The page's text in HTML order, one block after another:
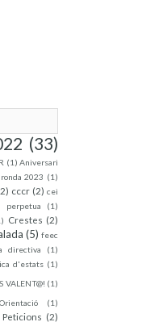
(33)
(1) Aniversari
2023 (1)
cccr (2) cei
perpetua
(1)
Crestes (2)
(5) feec
directiva (1)
d'estats (1)
VALENT@! (1)
Orientació (1)
Peticions (2)